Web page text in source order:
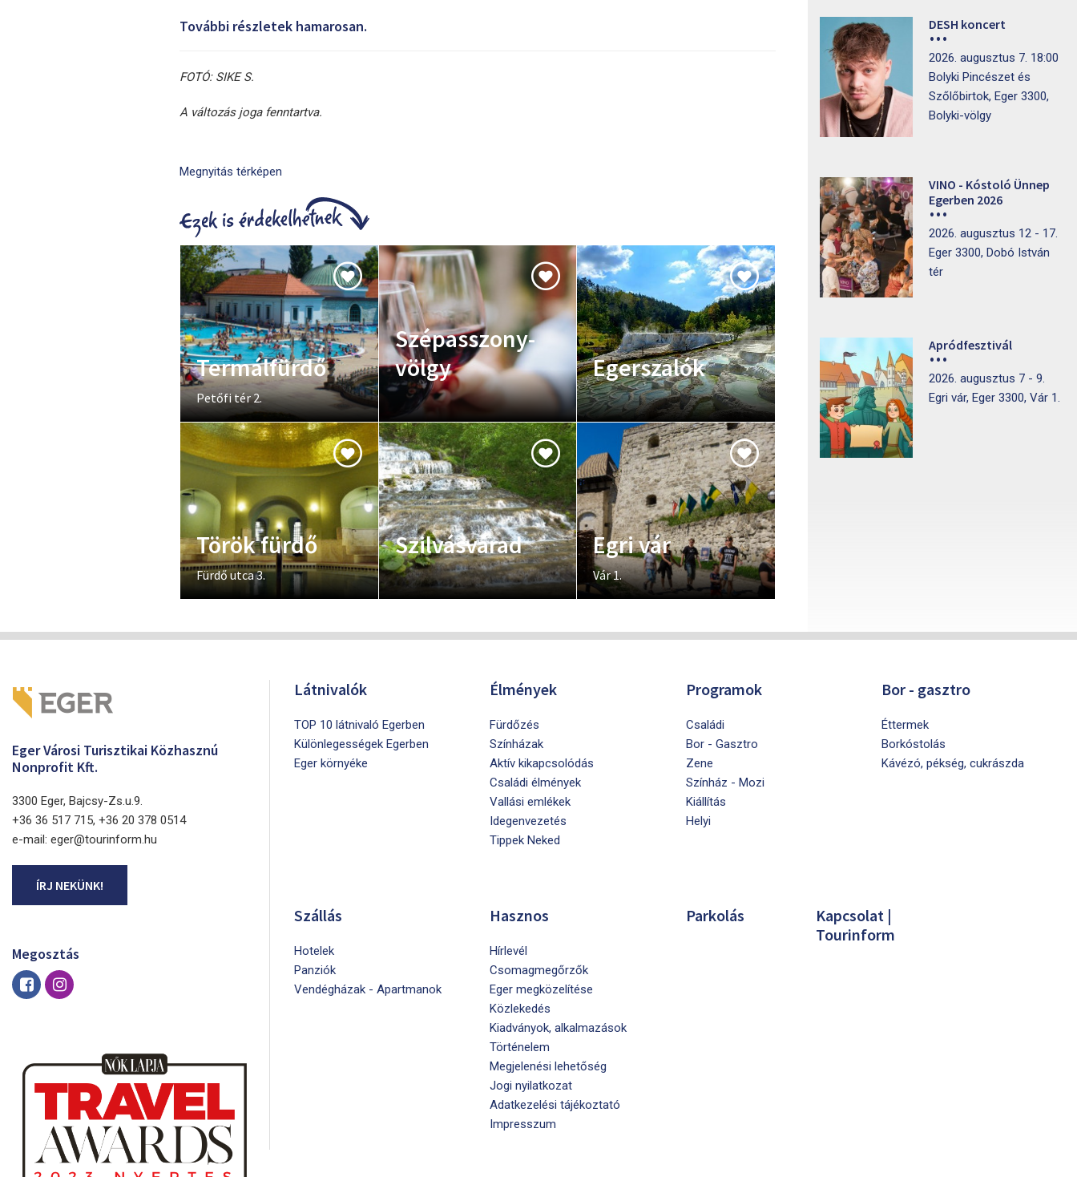
További részletek hamarosan.
FOTÓ: SIKE S.
A változás joga fenntartva.
Megnyitás térképen
Termálfürdő
Petőfi tér 2.
Szépasszony-
völgy
Egerszalók
Török fürdő
Fürdő utca 3.
Szilvásvárad Egri vár
Vár 1.
DESH koncert
2026. augusztus 7. 18:00
Bolyki Pincészet és
Szőlőbirtok, Eger 3300,
Bolyki-völgy
VINO - Kóstoló Ünnep
Egerben 2026
2026. augusztus 12 - 17.
Eger 3300, Dobó István
tér
Apródfesztivál
2026. augusztus 7 - 9.
Egri vár, Eger 3300, Vár 1.
Eger Városi Turisztikai Közhasznú
Nonprofit Kft.
3300 Eger, Bajcsy-Zs.u.9.
+36 36 517 715, +36 20 378 0514
e-mail: eger@tourinform.hu
ÍRJ NEKÜNK!
Megosztás
Látnivalók
TOP 10 látnivaló Egerben
Különlegességek Egerben
Eger környéke
Élmények
Fürdőzés
Színházak
Aktív kikapcsolódás
Családi élmények
Vallási emlékek
Idegenvezetés
Tippek Neked
Programok
Családi
Bor - Gasztro
Zene
Színház - Mozi
Kiállítás
Helyi
Bor - gasztro
Éttermek
Borkóstolás
Kávézó, pékség, cukrászda
Szállás
Hotelek
Panziók
Vendégházak - Apartmanok
Hasznos
Hírlevél
Csomagmegőrzők
Eger megközelítése
Közlekedés
Kiadványok, alkalmazások
Történelem
Megjelenési lehetőség
Jogi nyilatkozat
Adatkezelési tájékoztató
Impresszum
Parkolás
Kapcsolat |
Tourinform